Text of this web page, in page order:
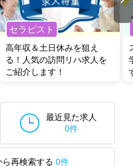
セラピスト
高年収＆土日休みを狙え
る！人気の訪問リハ求人を
ご紹介します！
最近見た求人
0件
再検索する 0件